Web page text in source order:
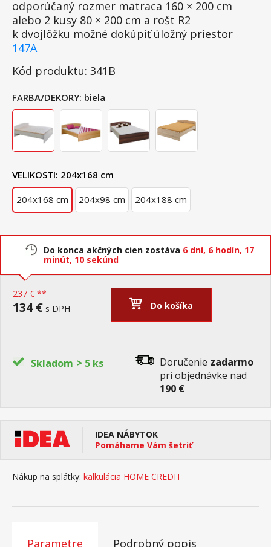
odporúčaný rozmer matraca 160 × 200 cm
alebo 2 kusy 80 × 200 cm a rošt R2
k dvojlôžku možné dokúpiť úložný priestor
147A
Kód produktu: 341B
FARBA/DEKORY: biela
VELIKOSTI: 204x168 cm
204x168 cm 204x98 cm 204x188 cm
Do konca akčných cien zostáva 6 dní, 6 hodín, 17
minút, 9 sekúnd
237 € **
134 € s DPH Do košíka
Skladom > 5 ks Doručenie zadarmo
pri objednávke nad
190 €
IDEA NÁBYTOK
Pomáhame Vám šetriť
Nákup na splátky: kalkulácia HOME CREDIT
Parametre Podrobný popis